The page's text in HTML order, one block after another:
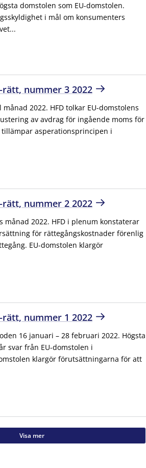
domstolen som EU-domstolen.
i mål om konsumenters
nummer 3 2022
2022. HFD tolkar EU-domstolens
av avdrag för ingående moms för
asperationsprincipen i
nummer 2 2022
månad 2022. HFD i plenum konstaterar
för rättegångskostnader förenlig
EU-domstolen klargör
nummer 1 2022
16 januari – 28 februari 2022. Högsta
svar från EU-domstolen i
klargör förutsättningarna för att
Visa mer